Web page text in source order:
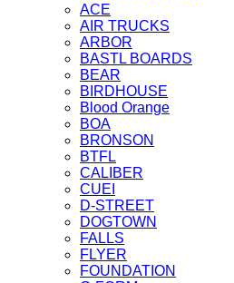
ACE
AIR TRUCKS
ARBOR
BASTL BOARDS
BEAR
BIRDHOUSE
Blood Orange
BOA
BRONSON
BTFL
CALIBER
CUEI
D-STREET
DOGTOWN
FALLS
FLYER
FOUNDATION